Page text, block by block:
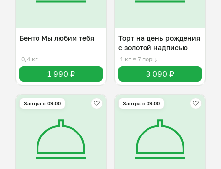
Бенто Мы любим тебя
0,4 кг
1 990 ₽
Торт на день рождения
с золотой надписью
1 кг ≈ 7 порц.
3 090 ₽
Завтра c 09:00 Завтра c 09:00